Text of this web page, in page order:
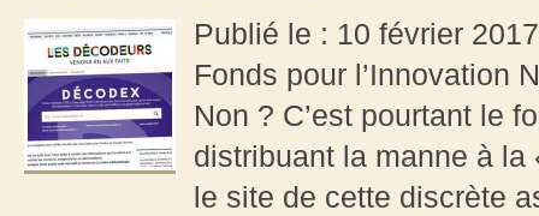
Publié le : 10 février
Fonds pour l’Innovation
Non ? C’est pourtant le
distribuant la manne à
le site de cette discrète